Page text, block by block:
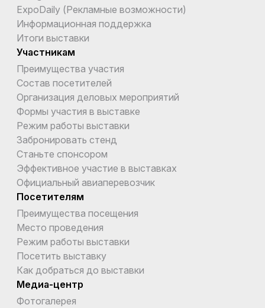
ExpoDaily (Рекламные возможности)
Информационная поддержка
Итоги выставки
Участникам
Преимущества участия
Состав посетителей
Организация деловых мероприятий
Формы участия в выставке
Режим работы выставки
Забронировать стенд
Станьте спонсором
Эффективное участие в выставках
Официальный авиаперевозчик
Посетителям
Преимущества посещения
Место проведения
Режим работы выставки
Посетить выставку
Как добраться до выставки
Медиа-центр
Фотогалерея